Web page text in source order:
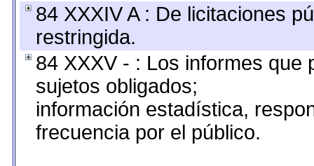
84 XXXIV A : De licitaciones
restringida.
84 XXXV - : Los informes que
sujetos obligados;
información estadística,
frecuencia por el público.